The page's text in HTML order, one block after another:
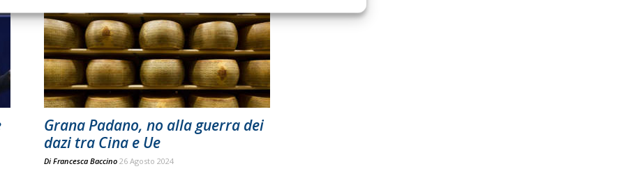
Grana Padano, no alla guerra dei
dazi tra Cina e Ue
Di Francesca Baccino 26 Agosto 2024